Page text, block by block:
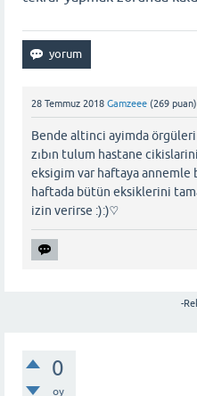
28 Temmuz 2018 Gamzeee (269 puan)
Bende altinci ayimda
zıbın tulum hastane
eksigim var haftaya annemle
haftada bütün eksiklerini
izin verirse :):)♡
-
0
oy